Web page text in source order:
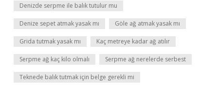
Denizde serpme ile balık tutulur mu
Denize sepet atmak yasak mı Göle ağ atmak yasak mı
Grida tutmak yasak mı Kaç metreye kadar ağ atılır
Serpme ağ kaç kilo olmalı Serpme ağ nerelerde serbest
Teknede balık tutmak için belge gerekli mi